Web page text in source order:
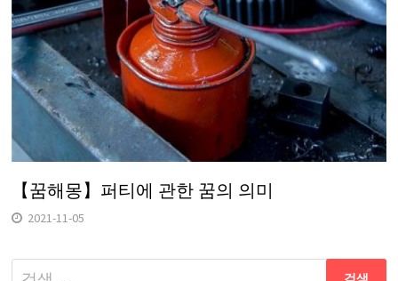
【꿈해몽】퍼티에 관한 꿈의 의미
2021-11-05
다